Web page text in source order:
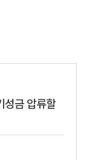
성금 압류할